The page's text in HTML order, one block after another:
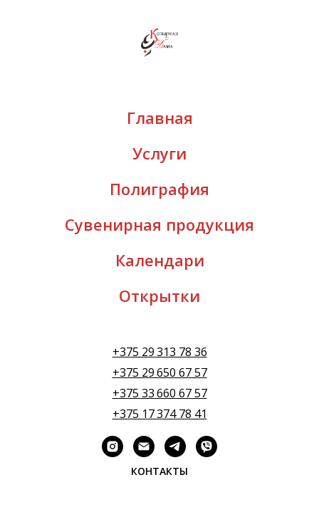
Главная
Услуги
Полиграфия
Сувенирная продукция
Календари
Открытки
+375 29 313 78 36
+375 29 650 67 57
+375 33 660 67 57
+375 17 374 78 41
КОНТАКТЫ